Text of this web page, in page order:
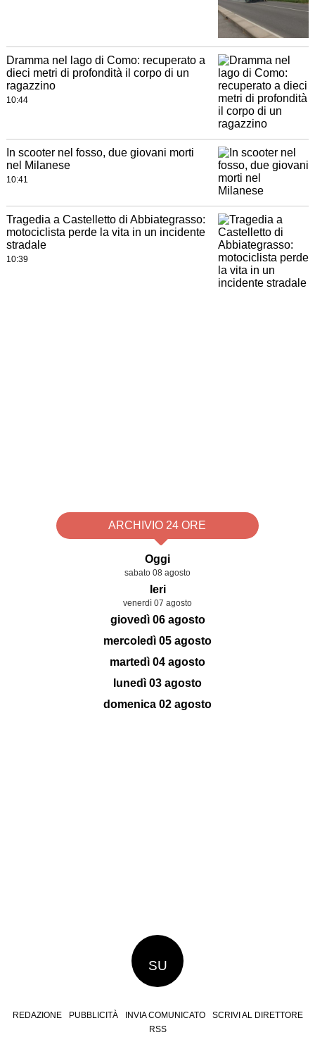
Dramma nel lago di Como: recuperato a
dieci metri di profondità il corpo di un
ragazzino
10:44
In scooter nel fosso, due giovani morti
nel Milanese
10:41
Tragedia a Castelletto di Abbiategrasso:
motociclista perde la vita in un incidente
stradale
10:39
ARCHIVIO 24 ORE
Oggi
sabato 08 agosto
Ieri
venerdì 07 agosto
giovedì 06 agosto
mercoledì 05 agosto
martedì 04 agosto
lunedì 03 agosto
domenica 02 agosto
SU
REDAZIONE PUBBLICITÀ INVIA COMUNICATO
SCRIVI AL DIRETTORE
RSS